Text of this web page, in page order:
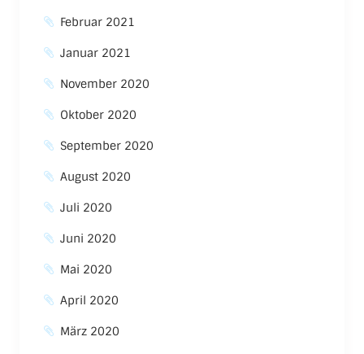
Februar 2021
Januar 2021
November 2020
Oktober 2020
September 2020
August 2020
Juli 2020
Juni 2020
Mai 2020
April 2020
März 2020